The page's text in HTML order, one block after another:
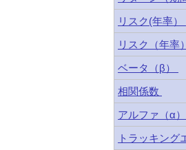
リスク(年率）
リスク（年率
ベータ（β）
相関係数
アルファ（α）
トラッキング